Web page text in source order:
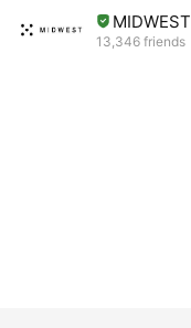
MIDWEST
13,346 friends